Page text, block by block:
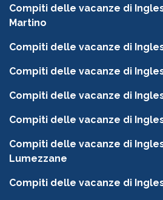
Compiti delle vacanze di
Martino
Compiti delle vacanze di
Compiti delle vacanze di
Compiti delle vacanze di
Compiti delle vacanze di
Compiti delle vacanze di
Lumezzane
Compiti delle vacanze di